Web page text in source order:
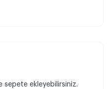
sepete ekleyebilirsiniz.